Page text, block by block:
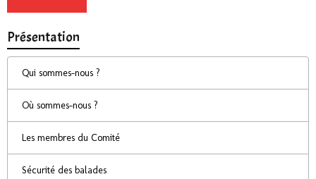
Présentation
Qui sommes-nous ?
Où sommes-nous ?
Les membres du Comité
Sécurité des balades